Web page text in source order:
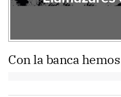
Con la banca